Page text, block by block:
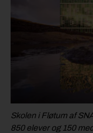
Byggepladsen
Til Håndværkeren
Skolen i Fløtum af
850 elever og 150